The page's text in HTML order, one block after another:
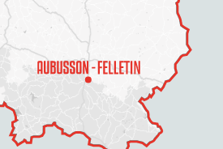
Description
Prestations